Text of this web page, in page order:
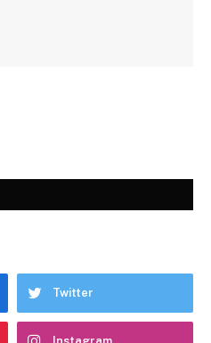
Twitter